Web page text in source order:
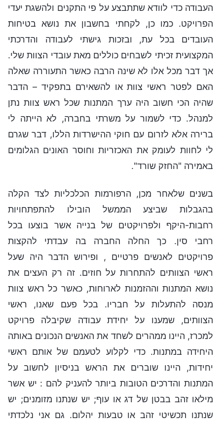
העבודה כדי לוודא שתתבצע על פי התקנים ולהשגת יעדי
הפרויקט. כמו כן, לקחתי בחשבון את נושא בטיחות
העובדים בכל עת, ובזכות גישתי לעבודה והדרכתי
המקצועית זכיתי לשבחים כוללים מאת עובדי הצוות שלי.
אך דבר מכל אלו לא שינה הרבה כאשר התעוררה שאלה
האם לפטר ראשי צוות או להשאירם בתפקיד – הדבר
שהיה הכי חשוב היה ערך המתנות שכל ראש צוות נתן
למנהל. כדי לשמור על משרתי בחברה, לא הייתה לי
ברירה אלא לזרום עם חוקי ההישרדות הללו, דבר שגרם
לי לחוות לעומק את האכזריות וחוסר האונים הגלומים
באמירה "החזק שורד".
בשנים שלאחר מכן, הרפורמות הכלכליות לצד הקלה
בהגבלות שביצע הממשל הובילו להתפתחויות
רחבות-היקף ולפרויקטים של בנייה אשר בוצעו בכל
רחבי סין. כך החלה החברה בה עבדתי להקצות
פרויקטים לאנשים פרטיים , ופירוש הדבר היה שעל
ראשי הצוותים להתחרות על חוזים. זה רק העצים את
נושא המתנות וההזמנות לארוחות, כאשר כל ראש צוות
מנסה להתעלות על חבריו. בכל פעם שאנו, ראשי
הצוותים, שמענו על יחידת עבודה שקיבלה פרויקט
למכרז, היינו ממהרים לשחד את האנשים הנכונים באותה
היחידה במתנות. כדי לקלוע לטעמם של אותם ראשי
יחידות, היינו שוברים את הראש בניסיון לחשוב על
המתנות והדרכים הטובות ביותר להעניק להם : יש אשר
מילאו זהב בבטן של דג או עוף; יש שנתנו מזומנים; יש
שנתנו תכשיטי זהב או טבעות יהלום. גם אני נלכדתי